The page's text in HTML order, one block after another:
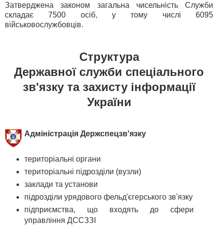
Затверджена законом загальна чисельність Служби
складає 7500 осіб, у тому числі 6095
військовослужбовців.
Структура
Державної служби спеціального
зв'язку та захисту інформації
України
Адміністрація Держспецзв'язку
територіальні органи
територіальні підрозділи (вузли)
заклади та установи
підрозділи урядового фельд'єгерського зв'язку
підприємства, що входять до сфери
управління ДССЗЗІ